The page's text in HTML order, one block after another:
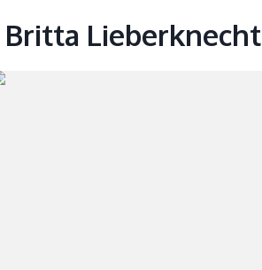
Britta Lieberknecht